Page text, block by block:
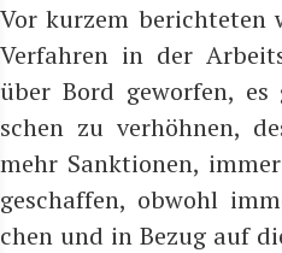
Vor kur­zem berich­te­ten
Ver­fah­ren in der
über Bord gewor­fen,
schen zu ver­höh­nen,
mehr Sank­tio­nen,
geschaf­fen, obwohl
chen und in Bezug auf